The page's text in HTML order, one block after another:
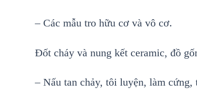
– Các mẫu tro hữu cơ và vô cơ.
Đốt cháy và nung kết ceramic, đồ
– Nấu tan chảy, tôi luyện, làm